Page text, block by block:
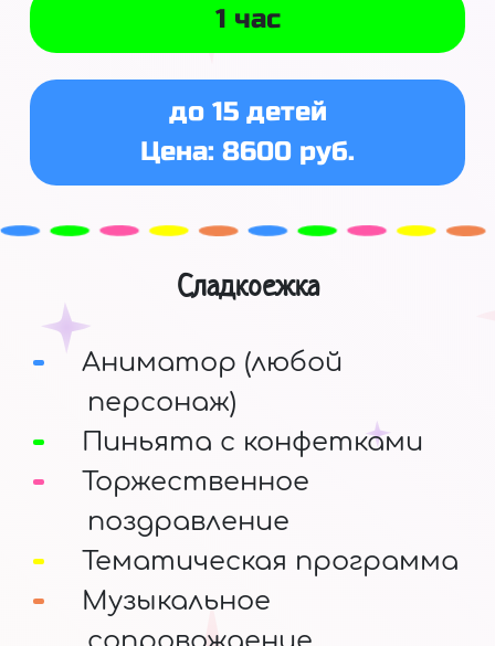
1 час
до 15 детей
Цена: 8600 руб.
Сладкоежка
Аниматор (любой
персонаж)
Пиньята с конфетками
Торжественное
поздравление
Тематическая программа
Музыкальное